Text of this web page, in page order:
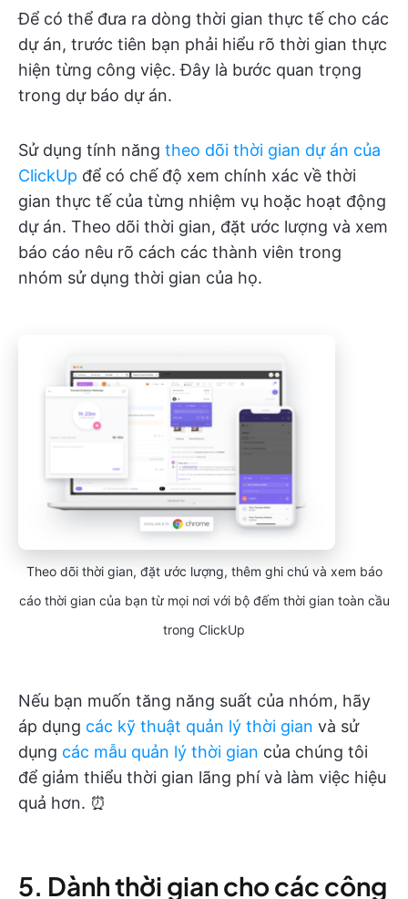
Để có thể đưa ra dòng thời gian thực tế cho các
dự án, trước tiên bạn phải hiểu rõ thời gian thực
hiện từng công việc. Đây là bước quan trọng
trong dự báo dự án.
Sử dụng tính năng theo dõi thời gian dự án của
ClickUp để có chế độ xem chính xác về thời
gian thực tế của từng nhiệm vụ hoặc hoạt động
dự án. Theo dõi thời gian, đặt ước lượng và xem
báo cáo nêu rõ cách các thành viên trong
nhóm sử dụng thời gian của họ.
Theo dõi thời gian, đặt ước lượng, thêm ghi chú và xem báo
cáo thời gian của bạn từ mọi nơi với bộ đếm thời gian toàn cầu
trong ClickUp
Nếu bạn muốn tăng năng suất của nhóm, hãy
áp dụng các kỹ thuật quản lý thời gian và sử
dụng các mẫu quản lý thời gian của chúng tôi
để giảm thiểu thời gian lãng phí và làm việc hiệu
quả hơn. ⏰
5. Dành thời gian cho các công